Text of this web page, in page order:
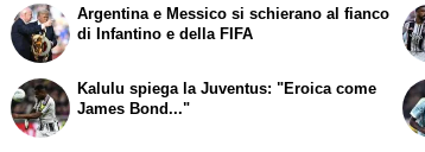
Argentina e Messico si schierano al fianco
di Infantino e della FIFA
Kalulu spiega la Juventus: "Eroica come
James Bond..."